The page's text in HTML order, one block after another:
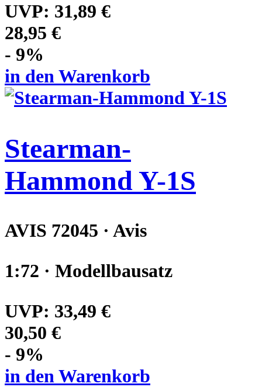
UVP: 31,89 €
28,95 €
- 9%
in den Warenkorb
Stearman-
Hammond Y-1S
AVIS 72045 · Avis
1:72 · Modellbausatz
UVP: 33,49 €
30,50 €
- 9%
in den Warenkorb